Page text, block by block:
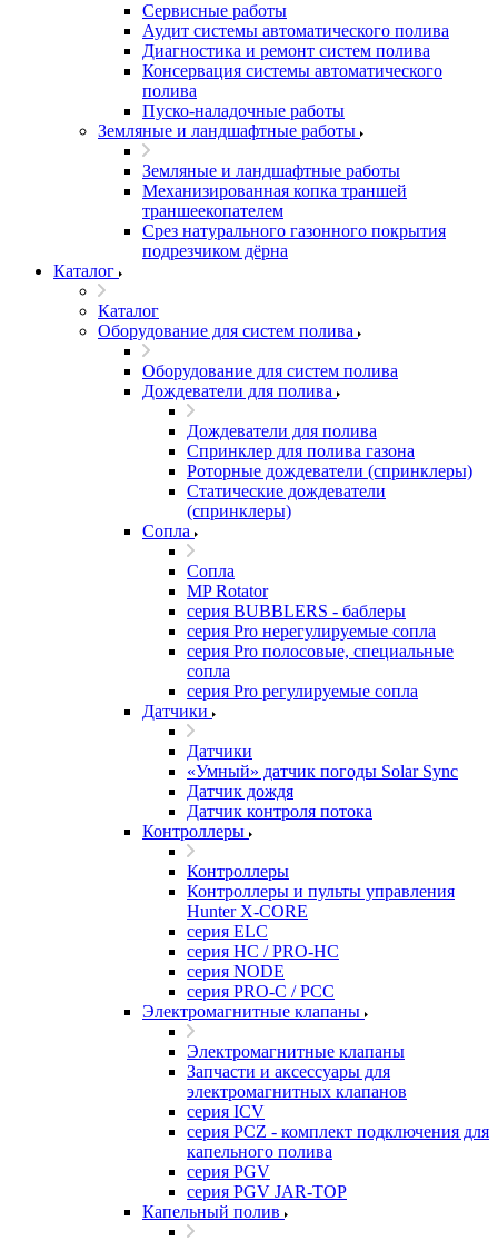
Сервисные работы
Аудит системы автоматического полива
Диагностика и ремонт систем полива
Консервация системы автоматического
полива
Пуско-наладочные работы
Земляные и ландшафтные работы
Земляные и ландшафтные работы
Механизированная копка траншей
траншеекопателем
Срез натурального газонного покрытия
подрезчиком дёрна
Каталог
Каталог
Оборудование для систем полива
Оборудование для систем полива
Дождеватели для полива
Дождеватели для полива
Cпринклер для полива газона
Роторные дождеватели (спринклеры)
Статические дождеватели
(спринклеры)
Сопла
Сопла
MP Rotator
серия BUBBLERS - баблеры
серия Pro нерегулируемые сопла
серия Pro полосовые, специальные
сопла
серия Pro регулируемые сопла
Датчики
Датчики
«Умный» датчик погоды Solar Sync
Датчик дождя
Датчик контроля потока
Контроллеры
Контроллеры
Контроллеры и пульты управления
Hunter X-CORE
серия ELC
серия HC / PRO-HC
серия NODE
серия PRO-C / PCC
Электромагнитные клапаны
Электромагнитные клапаны
Запчасти и аксессуары для
электромагнитных клапанов
серия ICV
серия PCZ - комплект подключения для
капельного полива
серия PGV
серия PGV JAR-TOP
Капельный полив